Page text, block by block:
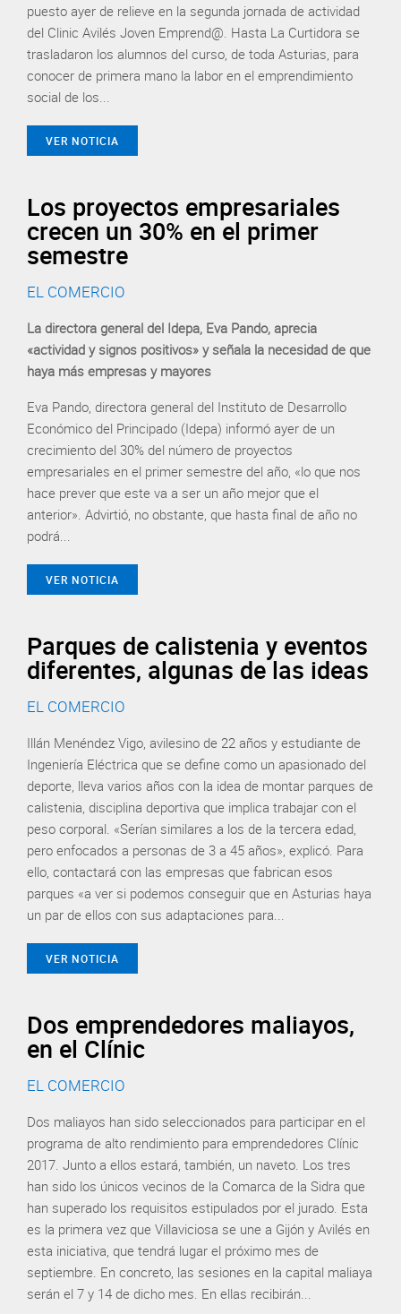
puesto ayer de relieve en la segunda jornada de actividad
del Clinic Avilés Joven Emprend@. Hasta La Curtidora se
trasladaron los alumnos del curso, de toda Asturias, para
conocer de primera mano la labor en el emprendimiento
social de los...
VER NOTICIA
Los proyectos empresariales
crecen un 30% en el primer
semestre
EL COMERCIO
La directora general del Idepa, Eva Pando, aprecia
«actividad y signos positivos» y señala la necesidad de que
haya más empresas y mayores
Eva Pando, directora general del Instituto de Desarrollo
Económico del Principado (Idepa) informó ayer de un
crecimiento del 30% del número de proyectos
empresariales en el primer semestre del año, «lo que nos
hace prever que este va a ser un año mejor que el
anterior». Advirtió, no obstante, que hasta final de año no
podrá...
VER NOTICIA
Parques de calistenia y eventos
diferentes, algunas de las ideas
EL COMERCIO
Illán Menéndez Vigo, avilesino de 22 años y estudiante de
Ingeniería Eléctrica que se define como un apasionado del
deporte, lleva varios años con la idea de montar parques de
calistenia, disciplina deportiva que implica trabajar con el
peso corporal. «Serían similares a los de la tercera edad,
pero enfocados a personas de 3 a 45 años», explicó. Para
ello, contactará con las empresas que fabrican esos
parques «a ver si podemos conseguir que en Asturias haya
un par de ellos con sus adaptaciones para...
VER NOTICIA
Dos emprendedores maliayos,
en el Clínic
EL COMERCIO
Dos maliayos han sido seleccionados para participar en el
programa de alto rendimiento para emprendedores Clínic
2017. Junto a ellos estará, también, un naveto. Los tres
han sido los únicos vecinos de la Comarca de la Sidra que
han superado los requisitos estipulados por el jurado. Esta
es la primera vez que Villaviciosa se une a Gijón y Avilés en
esta iniciativa, que tendrá lugar el próximo mes de
septiembre. En concreto, las sesiones en la capital maliaya
serán el 7 y 14 de dicho mes. En ellas recibirán...